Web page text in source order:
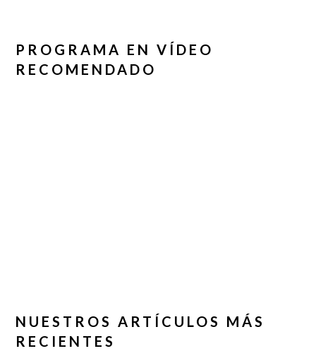
PROGRAMA EN VÍDEO
RECOMENDADO
NUESTROS ARTÍCULOS MÁS
RECIENTES